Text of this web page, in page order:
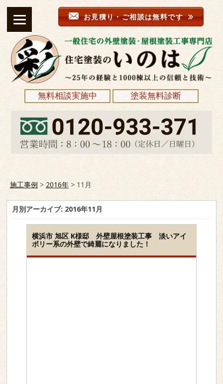
お見積り・ご相談は無料です
無料相談実施中 塗装無料診断
施工事例>2016年 > 11月
月別アーカイブ: 2016年11月
横浜市 旭区 K様邸 外壁屋根塗装工事 淡いアイ
ボリー系の外壁で綺麗になりました！